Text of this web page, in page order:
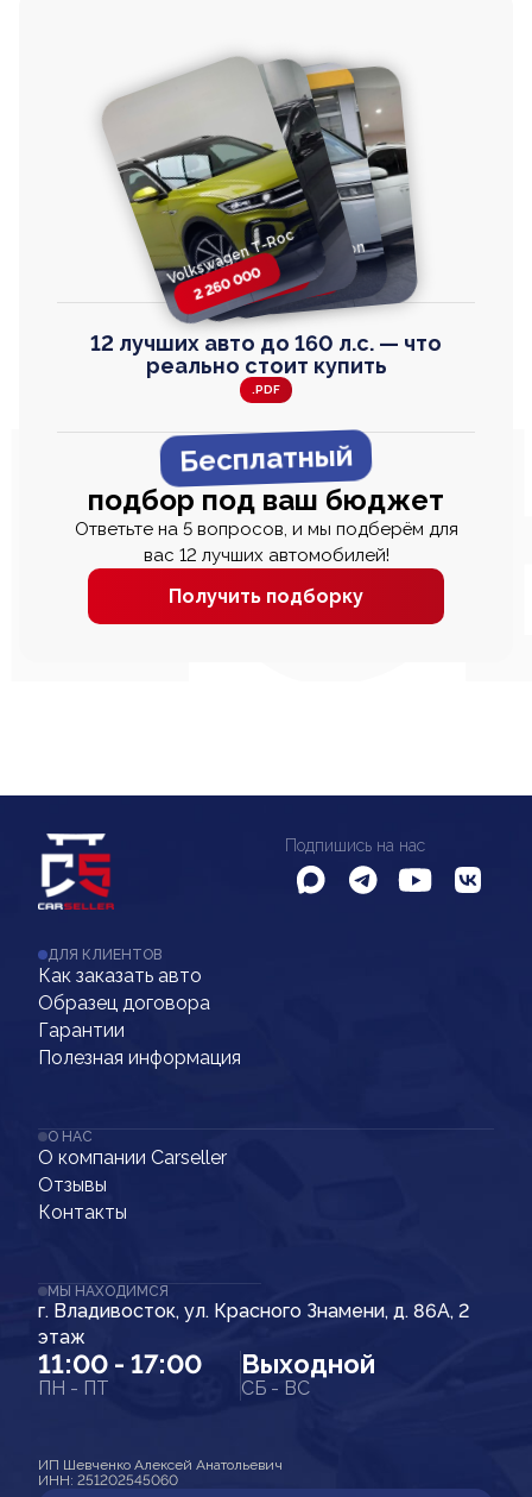
Volkswagen T-Roc
2 260 000
Toyota Harrier
2 820 000
Honda Step Wagon
2 820 000
Volkswagen
TAYRON
2 670 000
12 лучших авто до 160 л.с. — что
реально стоит купить
.PDF
Бесплатный
подбор под ваш бюджет
Ответьте на 5 вопросов, и мы подберём для
вас 12 лучших автомобилей!
Получить подборку
Подпишись на нас
ДЛЯ КЛИЕНТОВ
Как заказать авто
Образец договора
Гарантии
Полезная информация
О НАС
О компании Carseller
Отзывы
Контакты
МЫ НАХОДИМСЯ
г. Владивосток, ул. Красного Знамени, д. 86А, 2
этаж
11:00 - 17:00
ПН - ПТ
Выходной
СБ - ВС
ИП Шевченко Алексей Анатольевич
ИНН: 251202545060